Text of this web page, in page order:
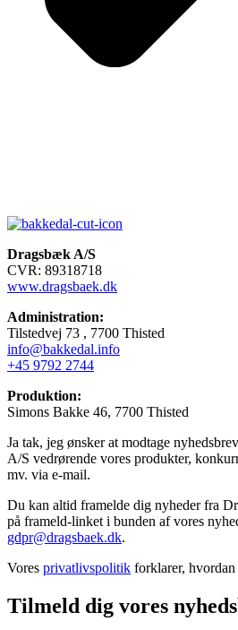
Dragsbæk A/S
CVR: 89318718
www.dragsbaek.dk
Administration:
Tilstedvej 73 , 7700 Thisted
info@bakkedal.info
+45 9792 2744
Produktion:
Simons Bakke 46, 7700 Thisted
Ja tak, jeg ønsker at modtage
A/S vedrørende vores produkter,
mv. via e-mail.
Du kan altid framelde dig nyheder fra
på frameld-linket i bunden af vores
gdpr@dragsbaek.dk.
Vores privatlivspolitik forklarer,
Tilmeld dig vores